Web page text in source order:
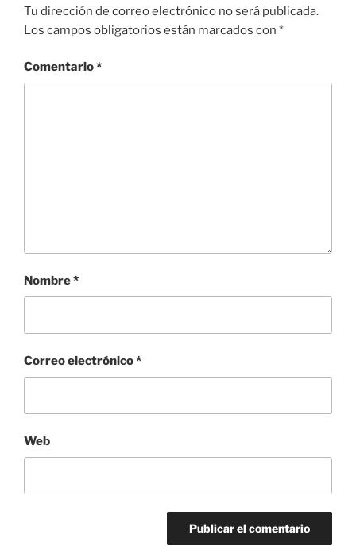
Tu dirección de correo electrónico no será publicada.
Los campos obligatorios están marcados con *
Comentario*
Nombre*
Correo electrónico*
Web